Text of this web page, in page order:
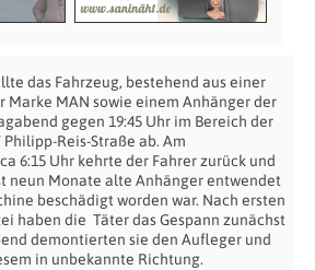
das Fahrzeug, bestehend aus einer
Marke MAN sowie einem Anhänger der
gegen 19:45 Uhr im Bereich der
Reis-Straße ab. Am
6:15 Uhr kehrte der Fahrer zurück und
neun Monate alte Anhänger entwendet
beschädigt worden war. Nach ersten
haben die Täter das Gespann zunächst
demontierten sie den Aufleger und
in unbekannte Richtung.